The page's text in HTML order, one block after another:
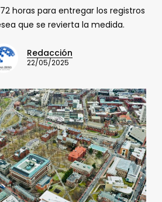
horas para entregar los registros
que se revierta la medida.
Redacción
22/05/2025